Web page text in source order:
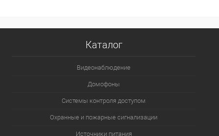
Каталог
Видеонаблюдение
Домофоны
Системы контроля доступом
Охранные и пожарные сигнализации
Источники питания